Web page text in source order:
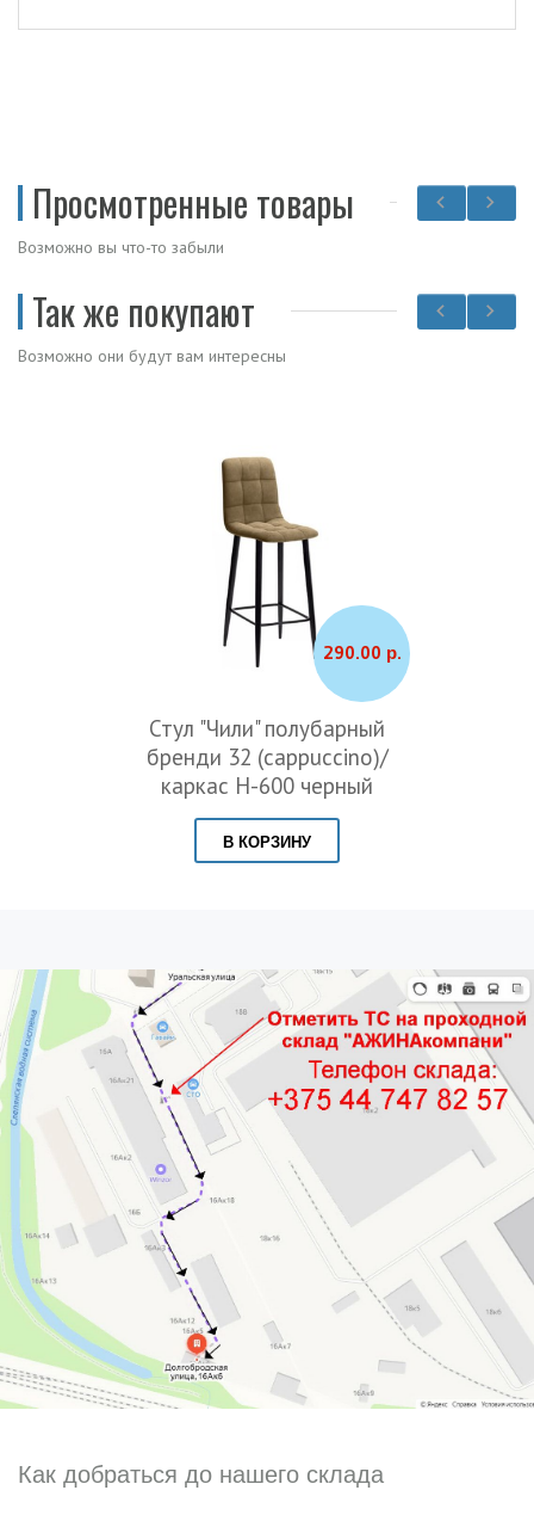
Просмотренные товары
Возможно вы что-то забыли
Так же покупают
Возможно они будут вам интересны
290.00 р.
Стул "Чили" полубарный
бренди 32 (cappuccino)/
каркас Н-600 черный
В КОРЗИНУ
Как добраться до нашего склада